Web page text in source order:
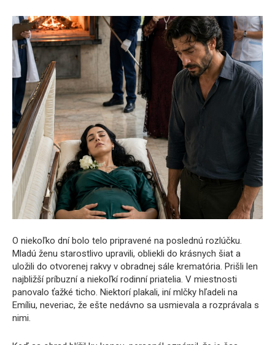
O niekoľko dní bolo telo pripravené na poslednú rozlúčku.
Mladú ženu starostlivo upravili, obliekli do krásnych šiat a
uložili do otvorenej rakvy v obradnej sále krematória. Prišli len
najbližší príbuzní a niekoľkí rodinní priatelia. V miestnosti
panovalo ťažké ticho. Niektorí plakali, iní mlčky hľadeli na
Emíliu, neveriac, že ešte nedávno sa usmievala a rozprávala s
nimi.